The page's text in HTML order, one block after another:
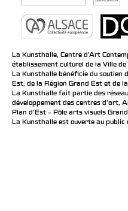
La Kunsthalle, Centre d’Art
établissement culturel de la Ville de
La Kunsthalle bénéficie du soutien
Est, de la Région Grand Est et de
La Kunsthalle fait partie des
développement des centres d'art,
Plan d’Est – Pôle arts visuels
La Kunsthalle est ouverte au